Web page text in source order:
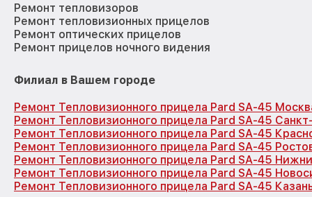
Ремонт тепловизоров
Ремонт тепловизионных прицелов
Ремонт оптических прицелов
Ремонт прицелов ночного видения
Филиал в Вашем городе
Ремонт Тепловизионного прицела Pard SA-45
Ремонт Тепловизионного прицела Pard SA-45
Ремонт Тепловизионного прицела Pard SA-45
Ремонт Тепловизионного прицела Pard SA-45
Ремонт Тепловизионного прицела Pard SA-45
Ремонт Тепловизионного прицела Pard SA-45
Ремонт Тепловизионного прицела Pard SA-45